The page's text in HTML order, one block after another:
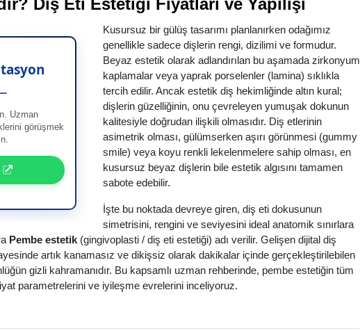
Diş Eti Estetiği Fiyatları ve Yapılışı
Uzman
görüşmek
Kusursuz bir gülüş tasarımı planlanırken odağımız
genellikle sadece dişlerin rengi, dizilimi ve formudur.
Beyaz estetik olarak adlandırılan bu aşamada zirkonyum
kaplamalar veya yaprak porselenler (lamina) sıklıkla
tercih edilir. Ancak estetik diş hekimliğinde altın kural;
dişlerin güzelliğinin, onu çevreleyen yumuşak dokunun
kalitesiyle doğrudan ilişkili olmasıdır. Diş etlerinin
asimetrik olması, gülümserken aşırı görünmesi (gummy
smile) veya koyu renkli lekelenmelere sahip olması, en
kusursuz beyaz dişlerin bile estetik algısını tamamen
sabote edebilir.
İşte bu noktada devreye giren, diş eti dokusunun
simetrisini, rengini ve seviyesini ideal anatomik sınırlara
Pembe estetik (gingivoplasti / diş eti estetiği) adı verilir. Gelişen dijital diş
artık kanamasız ve dikişsiz olarak dakikalar içinde gerçekleştirilebilen
gizli kahramanıdır. Bu kapsamlı uzman rehberinde, pembe estetiğin tüm
parametrelerini ve iyileşme evrelerini inceliyoruz.